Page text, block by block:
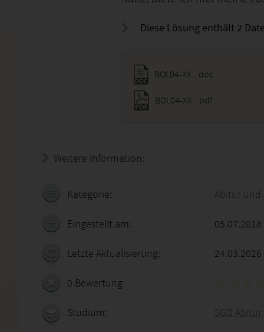
Diese Lösung enthält 2
BOL04-XX...doc
BOL04-XX...pdf
Weitere Information:
Kategorie: Abitur und
Eingestellt am:
Letzte Aktualisierung: 24.03.2026
0 Bewertung
Studium: SGD Abitur